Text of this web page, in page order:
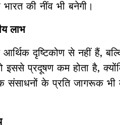
की नींव भी बनेगी।
लाभ
दृष्टिकोण से नहीं हैं,
इससे प्रदूषण कम होता है,
के प्रति जागरूक भी